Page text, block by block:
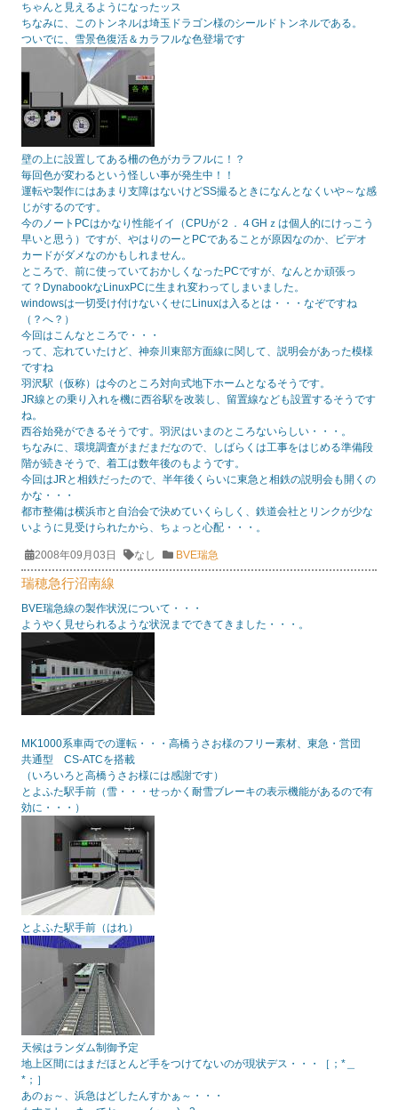
ちゃんと見えるようになったッス
ちなみに、このトンネルは埼玉ドラゴン様のシールドトンネルである。
ついでに、雪景色復活＆カラフルな色登場です
壁の上に設置してある柵の色がカラフルに！？
毎回色が変わるという怪しい事が発生中！！
運転や製作にはあまり支障はないけどSS撮るときになんとなくいや～な感
じがするのです。
今のノートPCはかなり性能イイ（CPUが２．４GHｚは個人的にけっこう
早いと思う）ですが、やはりのーとPCであることが原因なのか、ビデオ
カードがダメなのかもしれません。
ところで、前に使っていておかしくなったPCですが、なんとか頑張っ
て？DynabookなLinuxPCに生まれ変わってしまいました。
windowsは一切受け付けないくせにLinuxは入るとは・・・なぞですね
（？へ？）
今回はこんなところで・・・
って、忘れていたけど、神奈川東部方面線に関して、説明会があった模様
ですね
羽沢駅（仮称）は今のところ対向式地下ホームとなるそうです。
JR線との乗り入れを機に西谷駅を改装し、留置線なども設置するそうです
ね。
西谷始発ができるそうです。羽沢はいまのところないらしい・・・。
ちなみに、環境調査がまだまだなので、しばらくは工事をはじめる準備段
階が続きそうで、着工は数年後のもようです。
今回はJRと相鉄だったので、半年後くらいに東急と相鉄の説明会も開くの
かな・・・
都市整備は横浜市と自治会で決めていくらしく、鉄道会社とリンクが少な
いように見受けられたから、ちょっと心配・・・。
2008年09月03日 なし BVE瑞急
瑞穂急行沼南線
BVE瑞急線の製作状況について・・・
ようやく見せられるような状況までできてきました・・・。
MK1000系車両での運転・・・高橋うさお様のフリー素材、東急・営団
共通型 CS-ATCを搭載
（いろいろと高橋うさお様には感謝です）
とよふた駅手前（雪・・・せっかく耐雪ブレーキの表示機能があるので有
効に・・・）
とよふた駅手前（はれ）
天候はランダム制御予定
地上区間にはまだほとんど手をつけてないのが現状デス・・・［；*＿
*；］
あのぉ～、浜急はどしたんすかぁ～・・・